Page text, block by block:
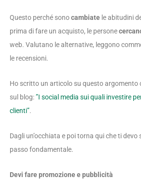
Questo perché sonocambiate le abitudini
prima di fare un acquisto, le persone
web. Valutano le alternative, leggono
le recensioni.
Ho scritto un articolo su questo argomento
sul blog:”I social media sui quali investire
clienti”.
Dagli un’occhiata e poi torna qui che ti devo
passo fondamentale.
Devi fare promozione e pubblicità